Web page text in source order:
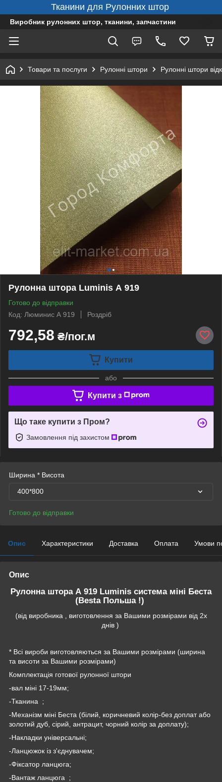
Тканини для Рулонних штор
Виробник рулонних штор, тканини, запчастини
Товари та послуги Рулонні штори Рулонні штори
Рулонна штора Luminis А 919
Готово до відправки
Код: Люминис А 919
Роздріб
792,58 ₴/пог.м
Купити
або
Купити з
Що таке купити з Пром?
Замовлення під захистом
Ширина * Висота
400*800
Готово до відправки
Опис Характеристики Доставка Оплата Умови
Опис
Рулонна штора А 919 Luminis система міні Беста
(Besta Польша !)
(від виробника , виготовлення за Вашими розмірами від 2х
днів )
* Всі вироби виготовляються за Вашими розмірами (ширина
та висоти за Вашими розмірами)
Комплектація готової рулонної штори
-вал міні 17-19мм;
-Тканина ;
-Механізм міні Беста (білий, коричневий колір-без доплат або
золотий дуб, сірий, антрацит, чорний колір за доплату);
-Накладки універсальні;
-Ланцюжок із з'єднувачем;
-Фіксатор ланцюга;
-Вантаж ланцюга ;